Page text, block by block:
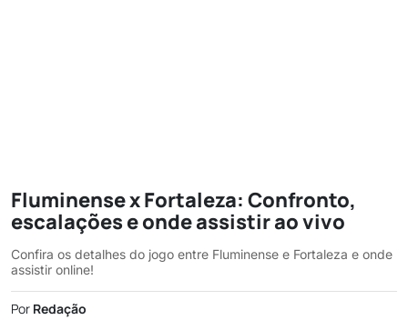
Fluminense x Fortaleza: Confronto,
escalações e onde assistir ao vivo
Confira os detalhes do jogo entre Fluminense e Fortaleza e onde
assistir online!
Por Redação